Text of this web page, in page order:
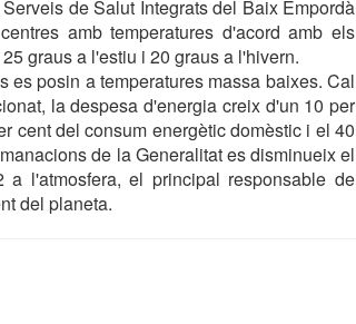
de Salut Integrats del Baix Empordà
amb temperatures d'acord amb els
graus a l'estiu i 20 graus a l'hivern.
posin a temperatures massa baixes. Cal
la despesa d'energia creix d'un 10 per
cent del consum energètic domèstic i el 40
de la Generalitat es disminueix el
l'atmosfera, el principal responsable de
del planeta.